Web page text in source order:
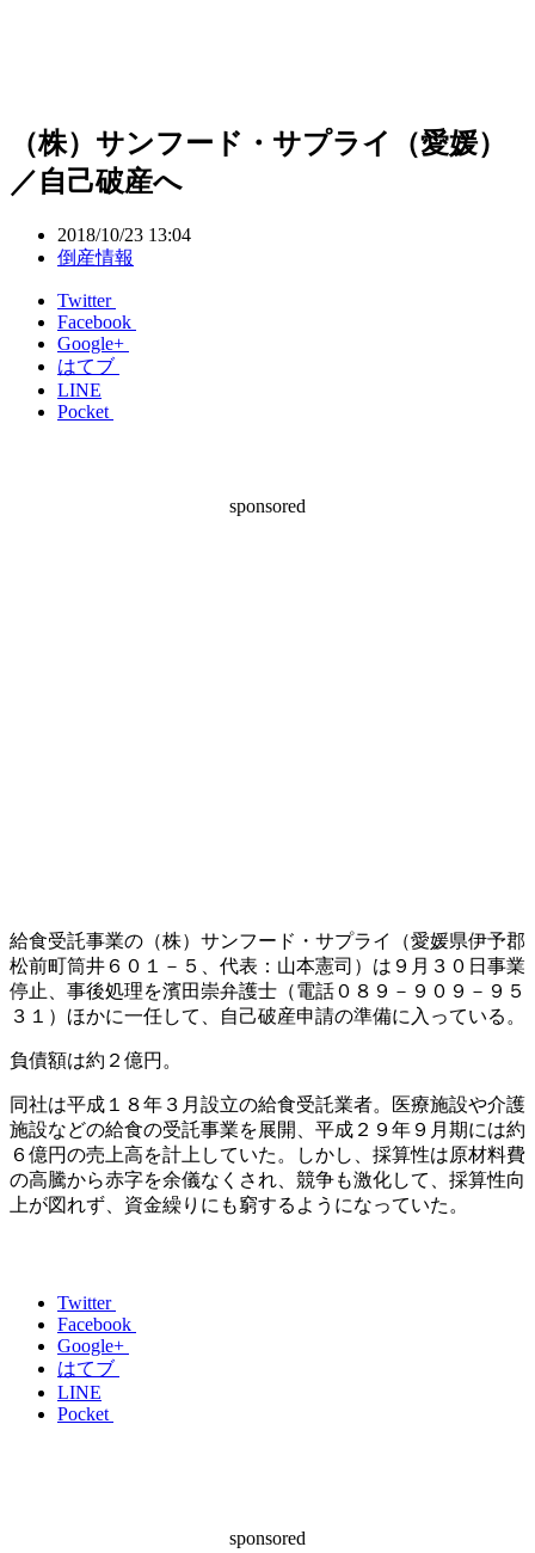
（株）サンフード・サプライ（愛媛）
／自己破産へ
2018/10/23 13:04
倒産情報
Twitter
Facebook
Google+
はてブ
LINE
Pocket
sponsored
給食受託事業の（株）サンフード・サプライ（愛媛県伊予郡
松前町筒井６０１－５、代表：山本憲司）は９月３０日事業
停止、事後処理を濱田崇弁護士（電話０８９－９０９－９５
３１）ほかに一任して、自己破産申請の準備に入っている。
負債額は約２億円。
同社は平成１８年３月設立の給食受託業者。医療施設や介護
施設などの給食の受託事業を展開、平成２９年９月期には約
６億円の売上高を計上していた。しかし、採算性は原材料費
の高騰から赤字を余儀なくされ、競争も激化して、採算性向
上が図れず、資金繰りにも窮するようになっていた。
Twitter
Facebook
Google+
はてブ
LINE
Pocket
sponsored